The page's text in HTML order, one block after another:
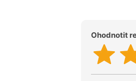
Ohodnotit